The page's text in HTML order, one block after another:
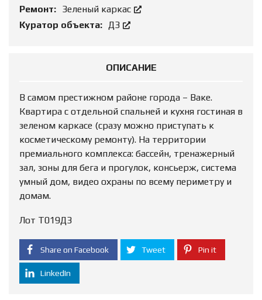
Ремонт: Зеленый каркас
Куратор объекта: ДЗ
ОПИСАНИЕ
В самом престижном районе города – Ваке.
Квартира с отдельной спальней и кухня гостиная в
зеленом каркасе (сразу можно приступать к
косметическому ремонту). На территории
премиального комплекса: бассейн, тренажерный
зал, зоны для бега и прогулок, консьерж, система
умный дом, видео охраны по всему периметру и
домам.
Лот Т019ДЗ
Share on Facebook Tweet Pin it
LinkedIn